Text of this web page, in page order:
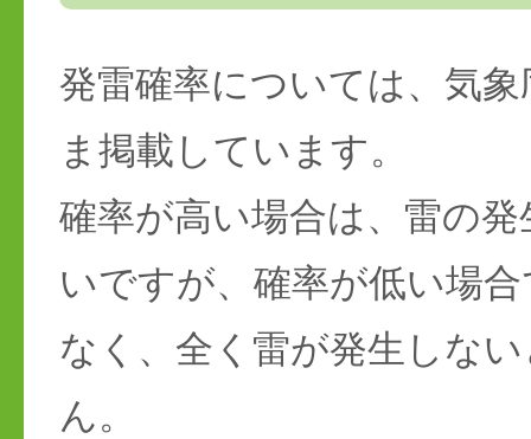
発雷確率については、気
ま掲載しています。
確率が高い場合は、雷の
いですが、確率が低い場
なく、全く雷が発生しな
ん。